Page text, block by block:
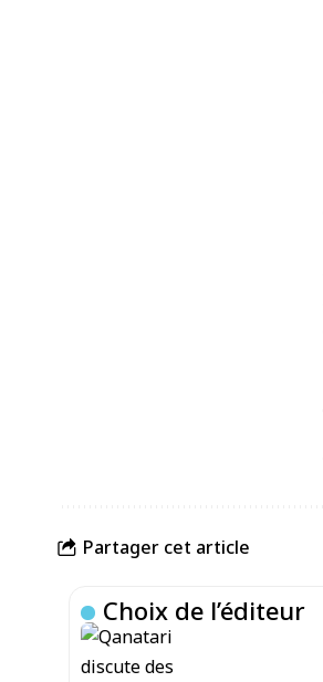
Partager cet article
Choix de l’éditeur